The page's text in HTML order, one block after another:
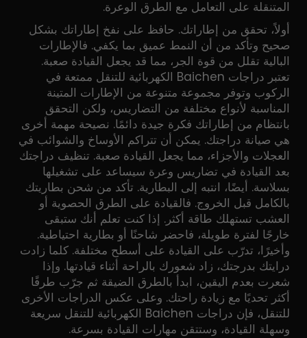
المتنقلة على التعامل مع الطرق الوعرة.
أولاً، تحقق من إطاراتك. حافظ على نفخ إطاراتك بشكل
صحيح وتأكد من أن النمط عميق بما يكفي. فالإطارات
البالية تقلل من قوة الجر، مما قد يجعل القيادة صعبة.
تعتبر دراجات Baichen الكهربائية للتنقل ممتعة في
الركوب وتوفر مجموعة متنوعة من الإطارات المتينة
المناسبة لأنواع مختلفة من التضاريس، ولكن التحقق
بانتظام من إطاراتك فكرة جيدة دائمًا. نصيحة مهمة أخرى
هي صيانة دراجتك. يمكن أن تتراكم الأوساخ والشوائب في
العجلات والأجزاء، مما يجعل القيادة صعبة. تنظيف دراجتك
بعد القيادة في تضاريس وعرة سيساعد على تشغيلها
بسلاسة. أيضًا، انتبه إلى البطارية. تأكد من شحن بطاريتك
بالكامل قبل الخروج. فالقيادة على الطرق الحصوية أو
العشب تستهلك طاقة أكثر. إذا كنت تعلم أنك ستبقى
خارجًا لفترة طويلة، فاحضر شاحنًا أو بطارية احتياطية.
وأخيرًا، تدرّب على القيادة على أسطح مختلفة. كلما زادت
درايتك بدرجتك، زاد شعورك بالراحة أثناء قيادتها. وإذا
شعرت بعدم اليقين، ابدأ بالطرق الضيقة ثم جرّب طرقًا
أكثر تحديًا مع زيادة راحتك. وعلى عكس الدراجات الأخرى
للتنقل، فإن دراجات Baichen الكهربائية للتنقل سريعة
وسهلة القيادة، وستتقن مهارات القيادة بسرعة.